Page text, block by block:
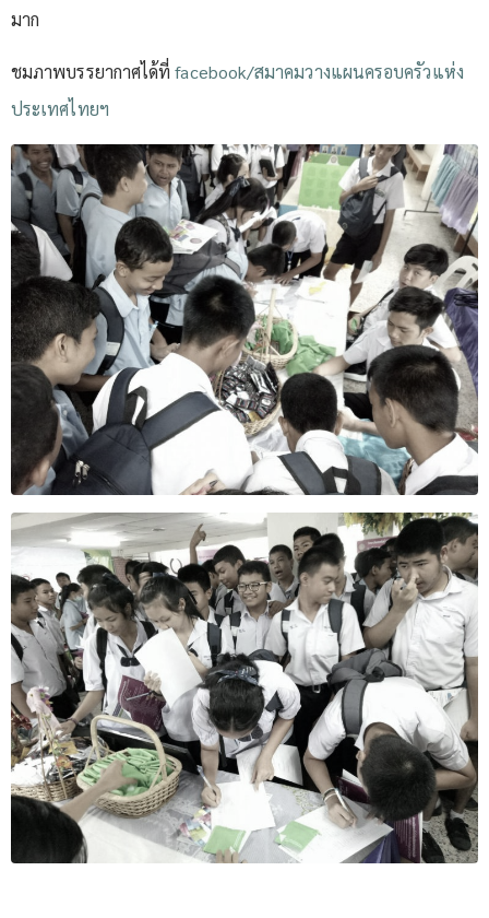
มาก
ชมภาพบรรยากาศได้ที่facebook/สมาคมวางแผนครอบครัวแห่ง
ประเทศไทยฯ